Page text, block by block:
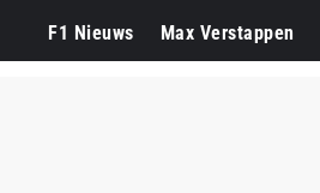
F1 Nieuws Max Verstappen